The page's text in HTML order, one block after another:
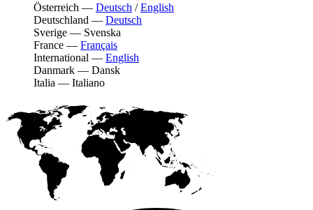
Österreich — Deutsch /English
Deutschland — Deutsch
Sverige — Svenska
France — Français
International — English
Danmark — Dansk
Italia — Italiano